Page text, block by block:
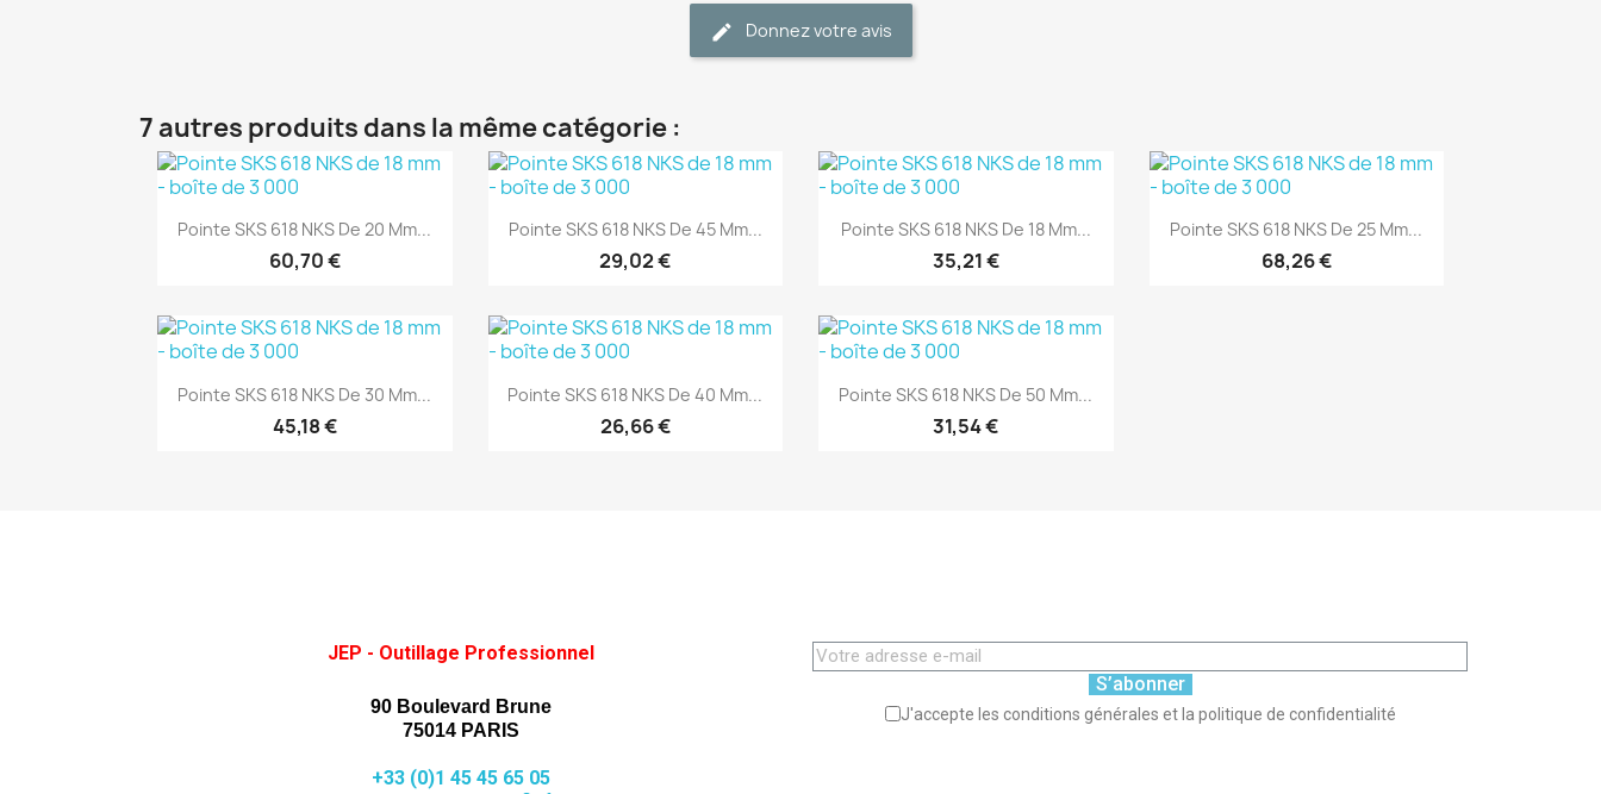
Donnez votre avis
7 autres produits dans la même catégorie :
Aperçu rapide
Pointe SKS 618 NKS De 20 Mm...
60,70 €
Aperçu rapide
Pointe SKS 618 NKS De 45 Mm...
29,02 €
Aperçu rapide
Pointe SKS 618 NKS De 18 Mm...
35,21 €
Aperçu rapide
Pointe SKS 618 NKS De 25 Mm...
68,26 €
Aperçu rapide
Pointe SKS 618 NKS De 30 Mm...
45,18 €
Aperçu rapide
Pointe SKS 618 NKS De 40 Mm...
26,66 €
Aperçu rapide
Pointe SKS 618 NKS De 50 Mm...
31,54 €
JEP - Outillage Professionnel
90 Boulevard Brune
75014 PARIS
+33 (0)1 45 45 65 05
S’abonner
J'accepte les conditions générales et la politique de confidentialité